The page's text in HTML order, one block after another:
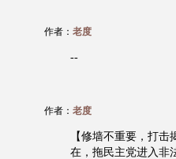
作者： 老度
--
作者： 老度
【修墙不重要，打
在，拖民主党进入非